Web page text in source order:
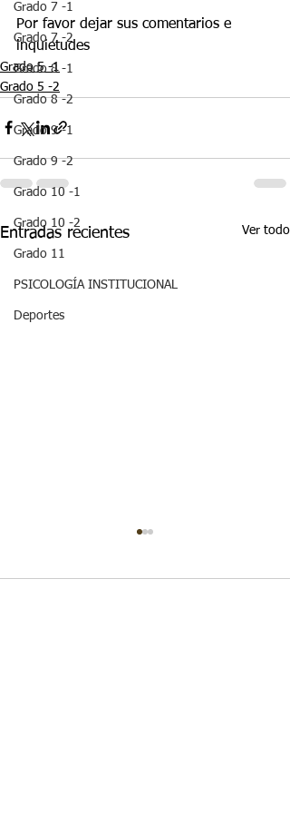
Grado 7 -1
Grado 7 -2
Grado 8 -1
Grado 8 -2
Grado 9 -1
Grado 9 -2
Grado 10 -1
Grado 10 -2
Grado 11
PSICOLOGÍA INSTITUCIONAL
Deportes
Por favor dejar sus comentarios e
inquietudes
Grado 5 -1
Grado 5 -2
Entradas recientes Ver todo
ESTA IMPORTANTE